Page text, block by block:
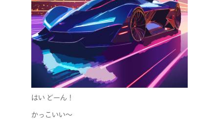
はい どーん！
かっこいい〜